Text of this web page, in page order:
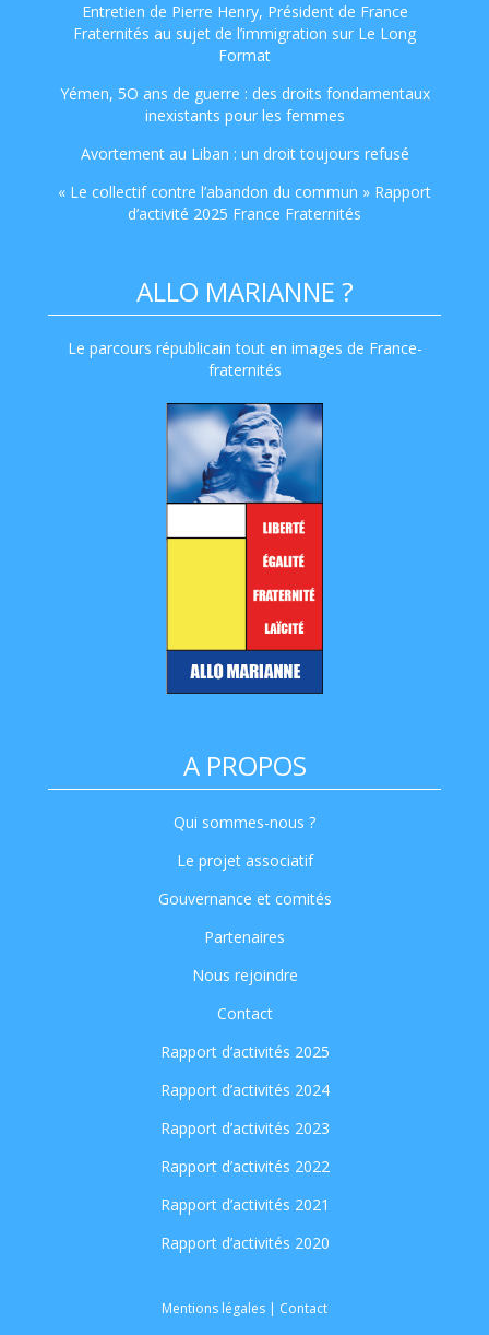
Entretien de Pierre Henry, Président de France
Fraternités au sujet de l’immigration sur Le Long
Format
Yémen, 5O ans de guerre : des droits fondamentaux
inexistants pour les femmes
Avortement au Liban : un droit toujours refusé
« Le collectif contre l’abandon du commun » Rapport
d’activité 2025 France Fraternités
ALLO MARIANNE ?
Le parcours républicain tout en images de France-
fraternités
A PROPOS
Qui sommes-nous ?
Le projet associatif
Gouvernance et comités
Partenaires
Nous rejoindre
Contact
Rapport d’activités 2025
Rapport d’activités 2024
Rapport d’activités 2023
Rapport d’activités 2022
Rapport d’activités 2021
Rapport d’activités 2020
Mentions légales | Contact